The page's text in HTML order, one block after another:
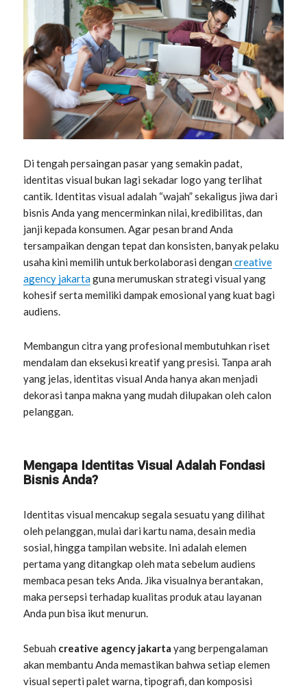
Di tengah persaingan pasar yang semakin padat,
identitas visual bukan lagi sekadar logo yang terlihat
cantik. Identitas visual adalah “wajah” sekaligus jiwa dari
bisnis Anda yang mencerminkan nilai, kredibilitas, dan
janji kepada konsumen. Agar pesan brand Anda
tersampaikan dengan tepat dan konsisten, banyak pelaku
usaha kini memilih untuk berkolaborasi dengan creative
agency jakartaguna merumuskan strategi visual yang
kohesif serta memiliki dampak emosional yang kuat bagi
audiens.
Membangun citra yang profesional membutuhkan riset
mendalam dan eksekusi kreatif yang presisi. Tanpa arah
yang jelas, identitas visual Anda hanya akan menjadi
dekorasi tanpa makna yang mudah dilupakan oleh calon
pelanggan.
Mengapa Identitas Visual Adalah Fondasi
Bisnis Anda?
Identitas visual mencakup segala sesuatu yang dilihat
oleh pelanggan, mulai dari kartu nama, desain media
sosial, hingga tampilan website. Ini adalah elemen
pertama yang ditangkap oleh mata sebelum audiens
membaca pesan teks Anda. Jika visualnya berantakan,
maka persepsi terhadap kualitas produk atau layanan
Anda pun bisa ikut menurun.
Sebuah creative agency jakarta yang berpengalaman
akan membantu Anda memastikan bahwa setiap elemen
visual seperti palet warna, tipografi, dan komposisi